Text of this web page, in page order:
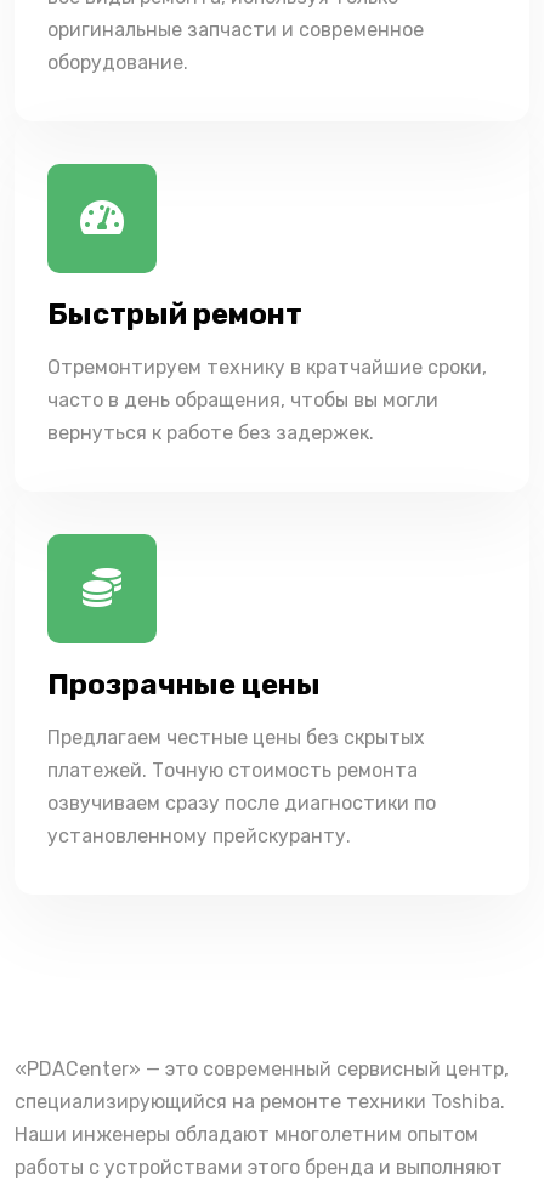
оригинальные запчасти и современное
оборудование.
Быстрый ремонт
Отремонтируем технику в кратчайшие сроки,
часто в день обращения, чтобы вы могли
вернуться к работе без задержек.
Прозрачные цены
Предлагаем честные цены без скрытых
платежей. Точную стоимость ремонта
озвучиваем сразу после диагностики по
установленному прейскуранту.
«PDACenter» — это современный сервисный центр,
специализирующийся на ремонте техники Toshiba.
Наши инженеры обладают многолетним опытом
работы с устройствами этого бренда и выполняют